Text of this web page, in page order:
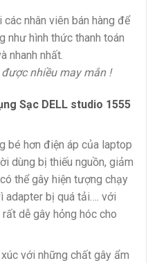
nhân viên bán hàng để
như hình thức thanh toán
nhanh nhất.
nhiều may mắn !
Sạc DELL studio 1555
bé hơn điện áp của laptop
dùng bị thiếu nguồn, giảm
thể gây hiện tượng chạy
adapter bị quá tải…. với
dễ gây hỏng hóc cho
với những chất gây ẩm